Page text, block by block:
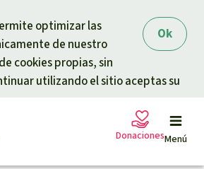
Ok
optimizar las
de nuestro
cookies propias, sin
utilizando el sitio aceptas su
Menú
Donaciones